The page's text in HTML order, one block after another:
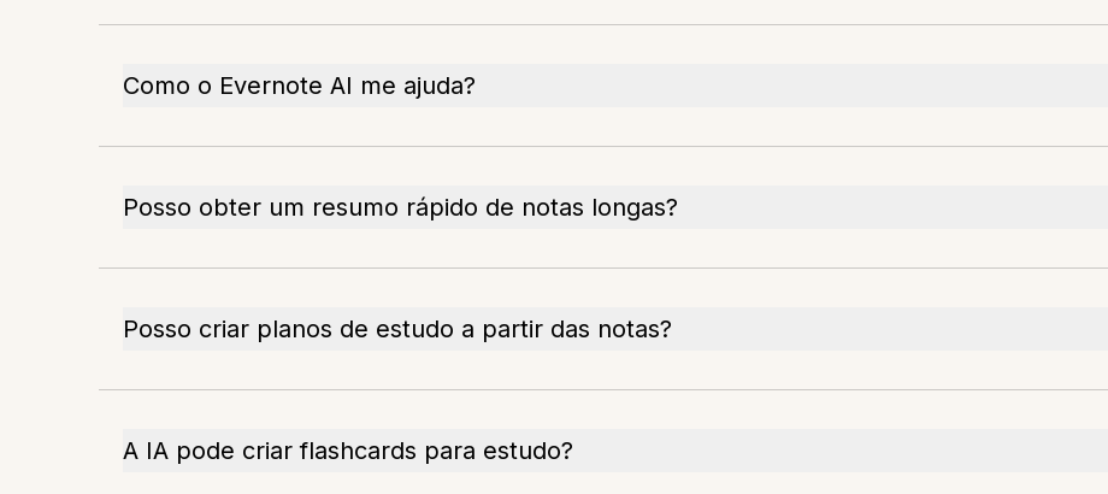
Como o Evernote AI me ajuda?
Posso obter um resumo rápido de notas longas?
Posso criar planos de estudo a partir das notas?
A IA pode criar flashcards para estudo?